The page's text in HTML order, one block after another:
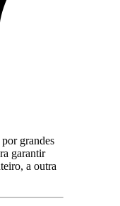
por grandes
garantir
a outra